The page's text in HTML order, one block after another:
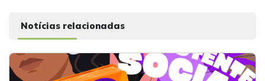
Notícias relacionadas